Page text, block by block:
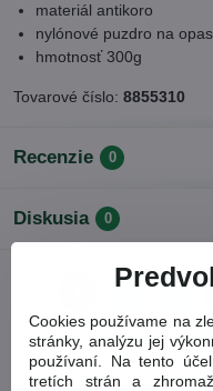
materiál antikoro
nylónové puzdro na
hmotnosť 300g
Tovarové číslo: 8855310
Recenzie 0
Diskusia 0
Predchádzajúci
produkt
Cookies používame na
stránky, analýzu jej
používaní. Na tento
tretích strán a